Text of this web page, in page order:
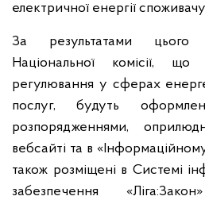
електричної енергії
За результатами цього
Національної комісії,
регулювання у сферах
послуг, будуть
розпорядженнями,
вебсайті та в
також розміщені в Системі
забезпечення